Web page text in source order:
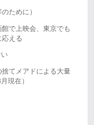
ために）
で上映会、東京でも
える
てメアドによる大量
現在）